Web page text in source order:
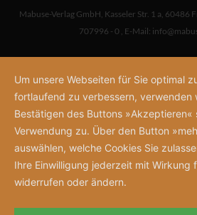
Mabuse-Verlag GmbH, Kasseler Str. 1 a, 60486
707996 - 0 , E-Mail:
Um unsere Webseiten für Sie optimal
fortlaufend zu verbessern, verwenden
Bestätigen des Buttons »Akzeptieren«
Verwendung zu. Über den Button
auswählen, welche Cookies Sie
Ihre Einwilligung jederzeit mit Wirkung
widerrufen oder ändern.